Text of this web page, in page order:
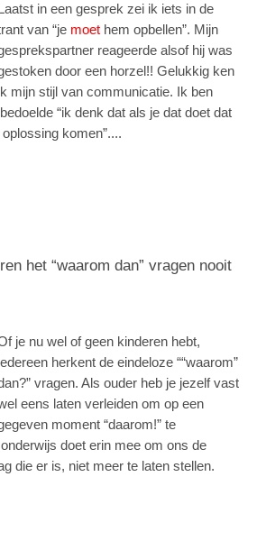
in een gesprek zei ik iets in de
van “je moet hem opbellen”. Mijn
reageerde alsof hij was
door een horzel!! Gelukkig ken
mijn stijl van communicatie. Ik ben
“ik denk dat als je dat doet dat
komen”....
het “waarom dan” vragen nooit
je nu wel of geen kinderen hebt,
herkent de eindeloze ““waarom”
vragen. Als ouder heb je jezelf vast
eens laten verleiden om op een
moment “daarom!” te
doet erin mee om ons de
die er is, niet meer te laten stellen.